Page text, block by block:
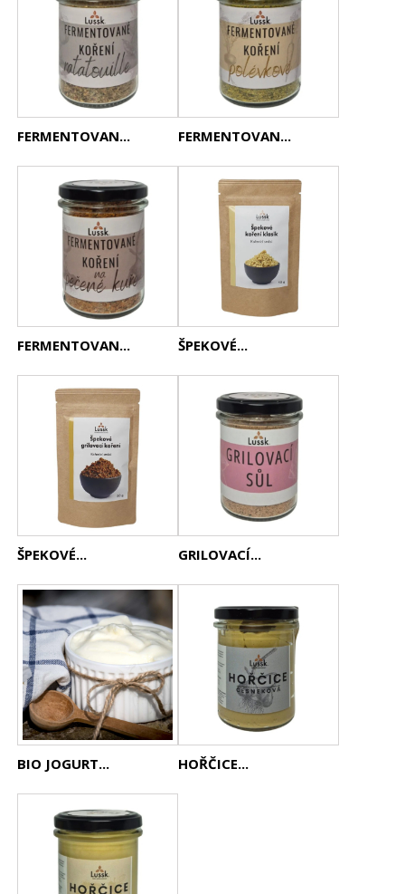
FERMENTOVAN... FERMENTOVAN...
FERMENTOVAN... ŠPEKOVÉ...
ŠPEKOVÉ... GRILOVACÍ...
BIO JOGURT... HOŘČICE...